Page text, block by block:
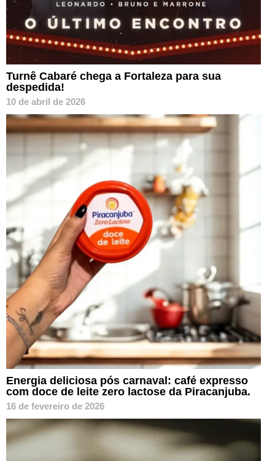
Turnê Cabaré chega a Fortaleza para sua
despedida!
10 de abril de 2026
Energia deliciosa pós carnaval: café expresso
com doce de leite zero lactose da Piracanjuba.
16 de fevereiro de 2026